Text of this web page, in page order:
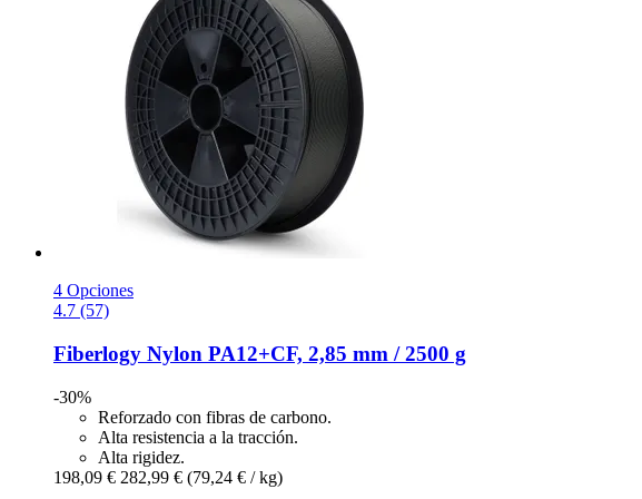
4 Opciones
4.7 (57)
Fiberlogy Nylon PA12+CF, 2,85 mm / 2500 g
-30%
Reforzado con fibras de carbono.
Alta resistencia a la tracción.
Alta rigidez.
198,09 € 282,99 € (79,24 € / kg)